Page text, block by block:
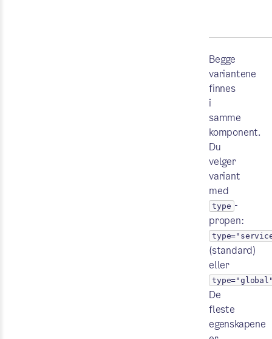
Begge
variantene
finnes
i
samme
komponent.
Du
velger
variant
med
type -
propen:
(standard)
eller
De
fleste
egenskapene